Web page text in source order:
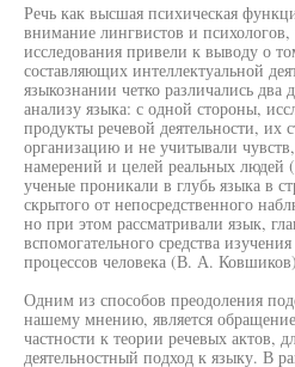
Речь как высшая психическая
внимание лингвистов и
исследования привели к выводу о
составляющих интеллектуальной
языкознании четко различались два
анализу языка: с одной стороны,
продукты речевой деятельности, их
организацию и не учитывали
намерений и целей реальных людей
ученые проникали в глубь языка в
скрытого от непосредственного
но при этом рассматривали язык,
вспомогательного средства
процессов человека (В. А.
Одним из способов преодоления
нашему мнению, является
частности к теории речевых актов,
деятельностный подход к языку. В